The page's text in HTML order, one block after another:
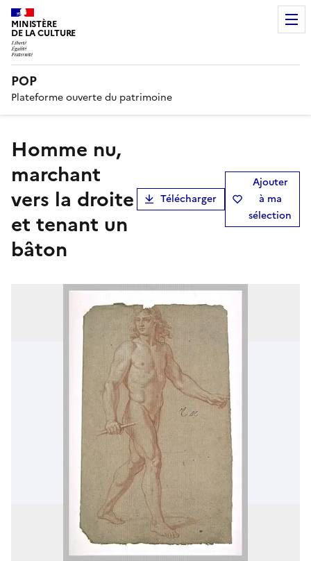
MINISTÈRE
DE LA CULTURE
POP
Plateforme ouverte du patrimoine
Homme nu,
marchant
vers la droite
et tenant un
bâton
Télécharger
Ajouter
à ma
sélection